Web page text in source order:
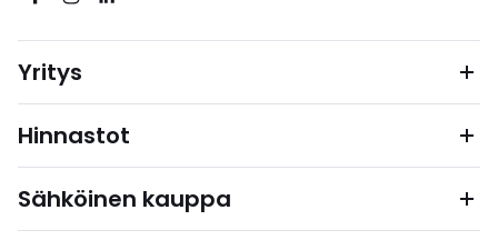
Yritys
Hinnastot
Sähköinen kauppa